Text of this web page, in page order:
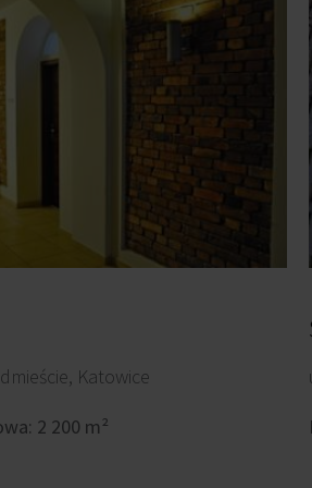
Katowice
2 200 m²